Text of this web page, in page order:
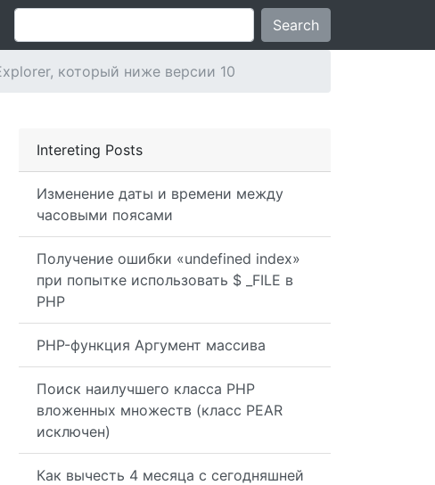
Search
который ниже версии 10
Intereting Posts
Изменение даты и времени между
часовыми поясами
Получение ошибки «undefined index»
при попытке использовать $ _FILE в
PHP
PHP-функция Аргумент массива
Поиск наилучшего класса PHP
вложенных множеств (класс PEAR
исключен)
Как вычесть 4 месяца с сегодняшней